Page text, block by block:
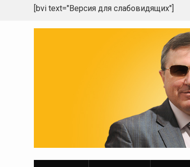
[bvi text="Версия для слабовидящих"]